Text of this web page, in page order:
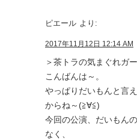
ピエール より:
2017年11月12日 12:14 AM
＞茶トラの気まぐれガ
こんばんは～。
やっぱりだいもんと言
からね～(≧∀≦)
今回の公演、だいもん
なく、